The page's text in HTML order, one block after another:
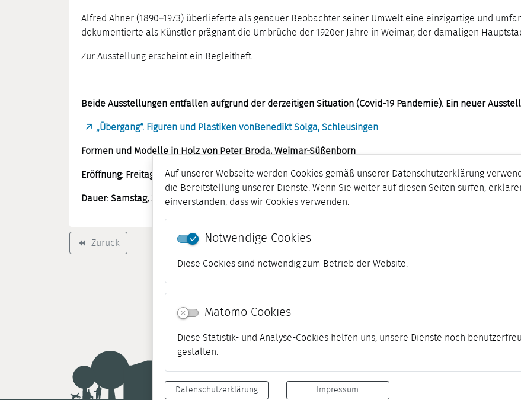
Auf unserer Webseite werden Cookies gemäß unserer Datenschutzerklärung
die Bereitstellung unserer Dienste. Wenn Sie weiter auf diesen Seiten surfen,
einverstanden, dass wir Cookies verwenden.
Notwendige Cookies
Diese Cookies sind notwendig zum Betrieb der Website.
Matomo Cookies
Diese Statistik- und Analyse-Cookies helfen uns, unsere Dienste noch
gestalten.
Datenschutzerklärung Impressum
Alfred Ahner (1890–1973) überlieferte als genauer Beobachter seiner Umwelt eine einzigartige und
dokumentierte als Künstler prägnant die Umbrüche der 1920er Jahre in Weimar, der damaligen
Zur Ausstellung erscheint ein Begleitheft.
Beide Ausstellungen entfallen aufgrund der derzeitigen Situation (Covid-19 Pandemie). Ein neuer
„Übergang“. Figuren und Plastiken vonBenedikt Solga, Schleusingen
Formen und Modelle in Holz von Peter Broda, Weimar-Süßenborn
Eröffnung: Freitag, 20.11.2020, 17.00 Uhr
Dauer: Samstag, 21.11.2020 bis Sonntag, 10.01.2021
backward Zurück